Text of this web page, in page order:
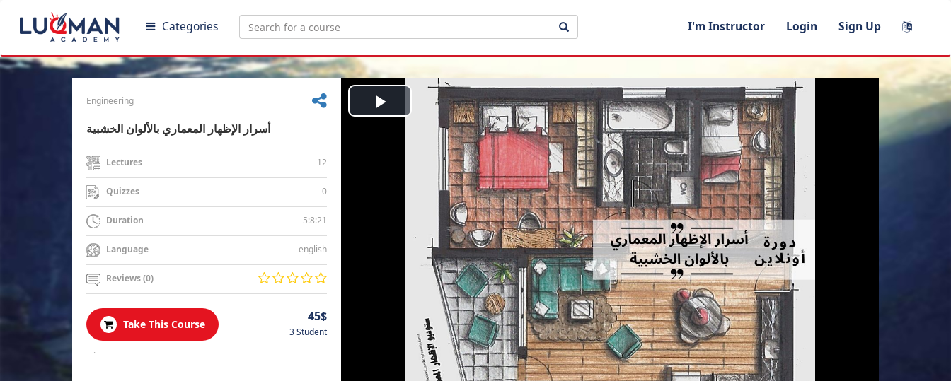
Categories I'm Instructor Login Sign Up
Engineering
أسرار الإظهار المعماري بالألوان الخشبية
Lectures 12
Quizzes 0
Duration 5:8:21
Language english
Reviews (0)
Take This Course
45$
3 Student
.
Play